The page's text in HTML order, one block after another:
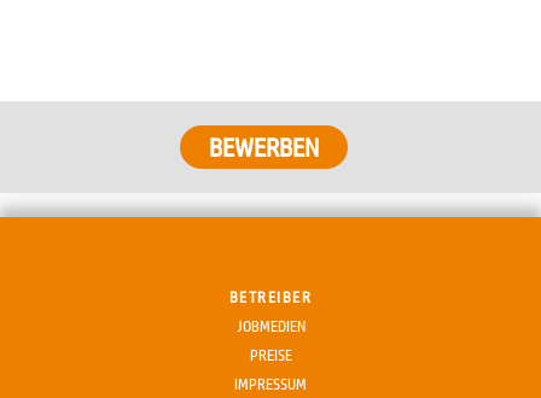
BETREIBER
JOBMEDIEN
PREISE
IMPRESSUM